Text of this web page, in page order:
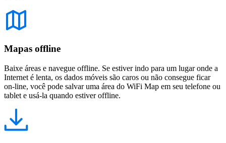
Mapas offline
Baixe áreas e navegue offline. Se estiver indo para um lugar onde a
Internet é lenta, os dados móveis são caros ou não consegue ficar
on-line, você pode salvar uma área do WiFi Map em seu telefone ou
tablet e usá-la quando estiver offline.